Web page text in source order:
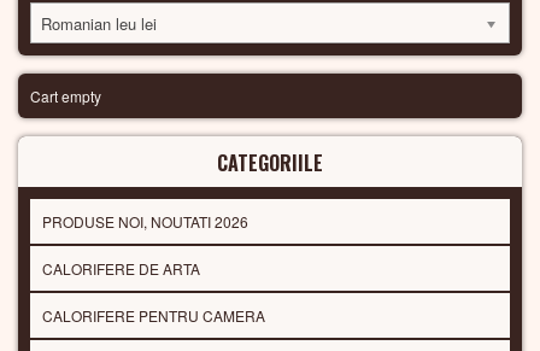
Romanian leu lei
Cart empty
CATEGORIILE
PRODUSE NOI, NOUTATI 2026
CALORIFERE DE ARTA
CALORIFERE PENTRU CAMERA